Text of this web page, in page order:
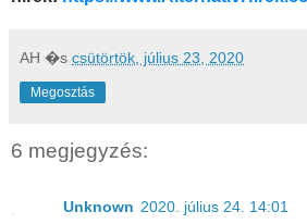
AH �s csütörtök, július 23, 2020
Megosztás
6 megjegyzés:
Unknown 2020. július 24. 14:01